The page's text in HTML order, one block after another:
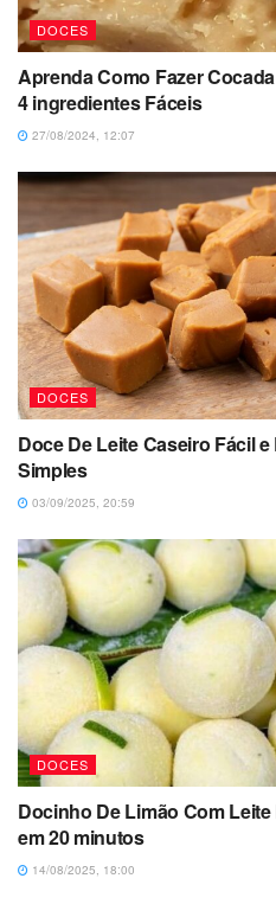
DOCES
Aprenda Como Fazer
4 ingredientes Fáceis
27/08/2024, 12:07
DOCES
Doce De Leite Caseiro Fácil
Simples
03/09/2025, 20:59
DOCES
Docinho De Limão Com
em 20 minutos
14/08/2025, 18:00